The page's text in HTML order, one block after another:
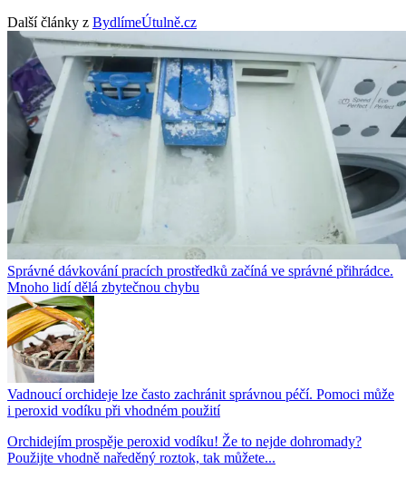
Další články z BydlímeÚtulně.cz
Správné dávkování pracích prostředků začíná ve správné přihrádce.
Mnoho lidí dělá zbytečnou chybu
Vadnoucí orchideje lze často zachránit správnou péčí. Pomoci může
i peroxid vodíku při vhodném použití
Orchidejím prospěje peroxid vodíku! Že to nejde dohromady?
Použijte vhodně naředěný roztok, tak můžete...